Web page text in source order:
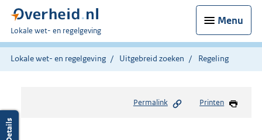
Menu
U
bent
hier:
Lokale wet- en regelgeving
Lokale wet- en regelgeving Uitgebreid zoeken Regeling
Permalink Printen